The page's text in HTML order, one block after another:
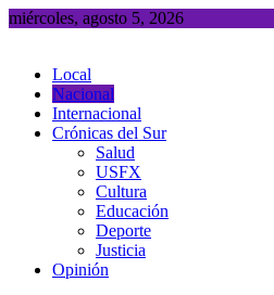
Saltar
miércoles, agosto 5, 2026
Local
Nacional
Internacional
Crónicas del Sur
Salud
USFX
Cultura
Educación
Deporte
Justicia
Opinión